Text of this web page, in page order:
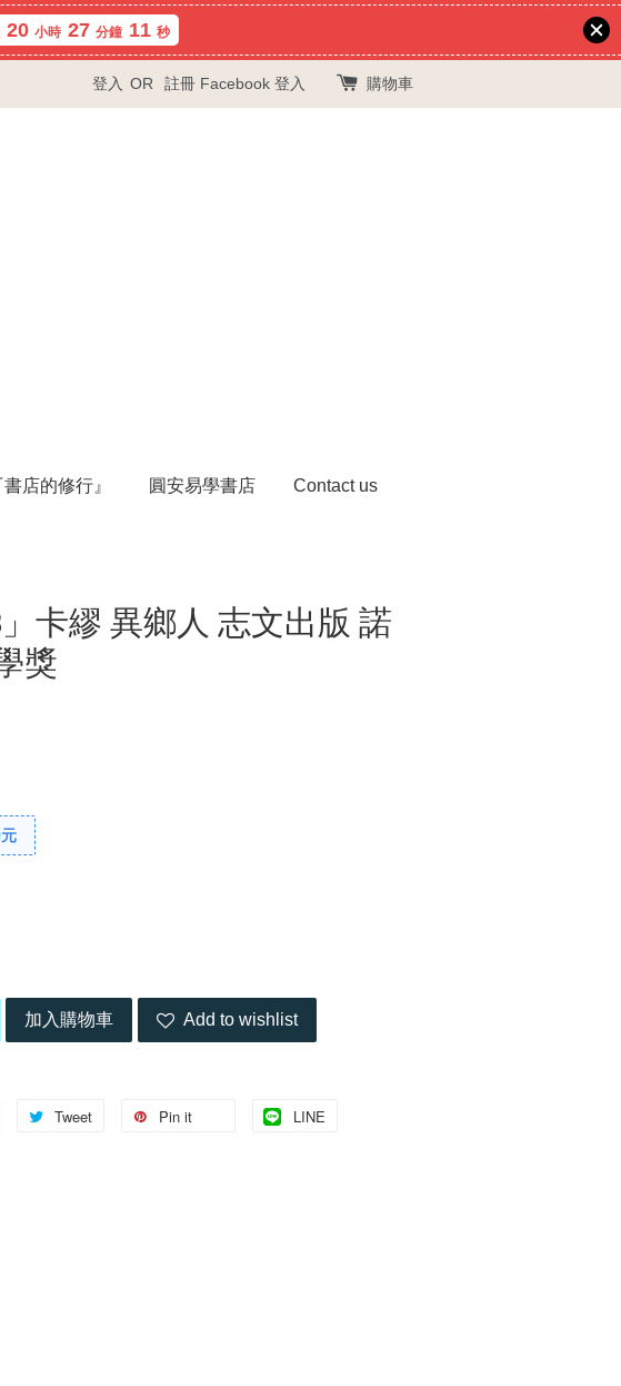
20 小時 27 分鐘 10 秒
登入 OR 註冊 Facebook 登入 購物車
書店的修行』 圓安易學書店 Contact us
」卡繆 異鄉人 志文出版 諾
獎
加入購物車 Add to wishlist
Tweet Pin it LINE